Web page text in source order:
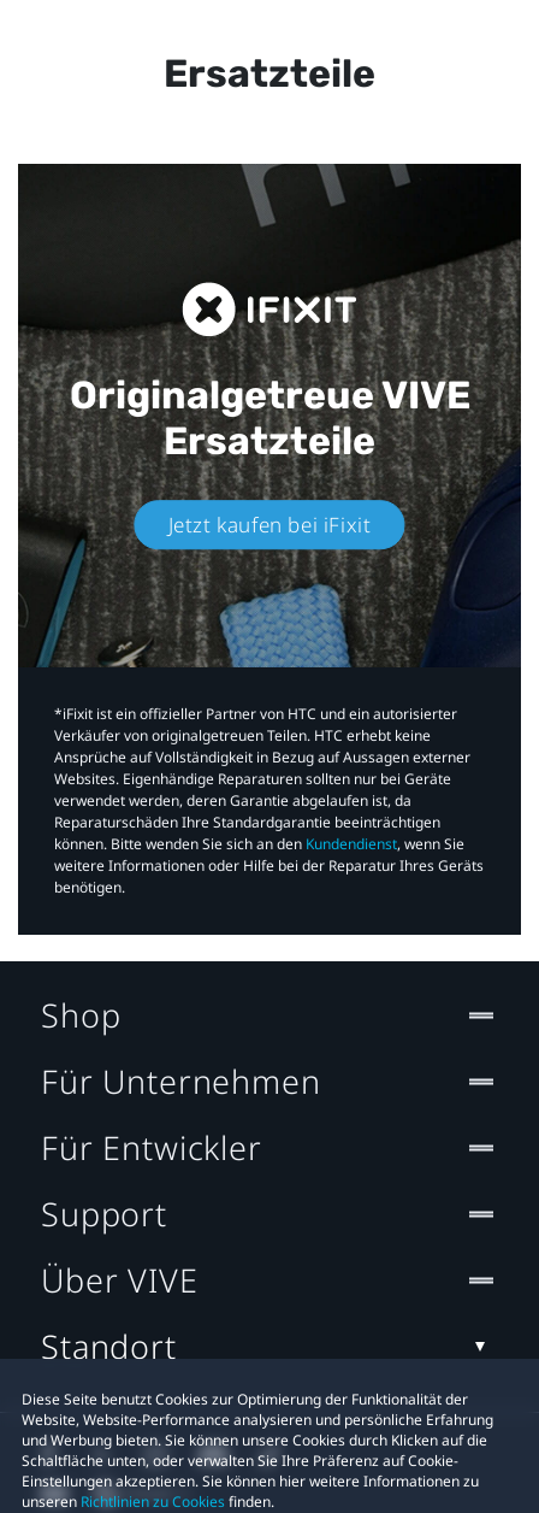
Ersatzteile
Originalgetreue VIVE
Ersatzteile
Jetzt kaufen bei iFixit​
*iFixit ist ein offizieller Partner von HTC und ein autorisierter
Verkäufer von originalgetreuen Teilen. HTC erhebt keine
Ansprüche auf Vollständigkeit in Bezug auf Aussagen externer
Websites. Eigenhändige Reparaturen sollten nur bei Geräte
verwendet werden, deren Garantie abgelaufen ist, da
Reparaturschäden Ihre Standardgarantie beeinträchtigen
können. Bitte wenden Sie sich an den Kundendienst, wenn Sie
weitere Informationen oder Hilfe bei der Reparatur Ihres Geräts
benötigen.​
Diese Seite benutzt Cookies zur Optimierung der Funktionalität der
Website, Website-Performance analysieren und persönliche Erfahrung
und Werbung bieten. Sie können unsere Cookies durch Klicken auf die
Schaltfläche unten, oder verwalten Sie Ihre Präferenz auf Cookie-
Einstellungen akzeptieren. Sie können hier weitere Informationen zu
unseren Richtlinien zu Cookiesfinden.
Shop
Für Unternehmen
Für Entwickler
Support
Über VIVE
Standort